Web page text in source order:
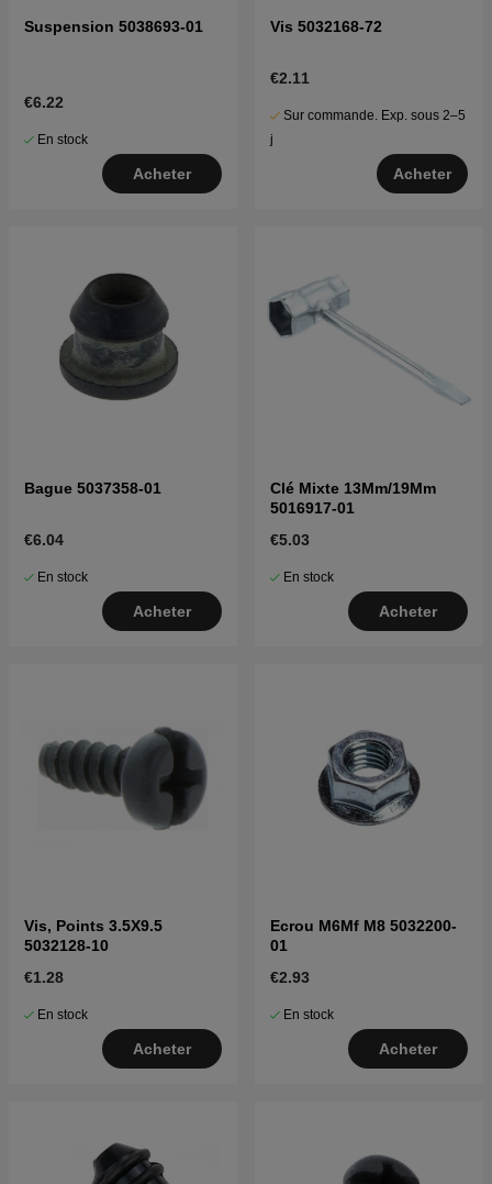
Suspension 5038693-01
€6.22
En stock
Acheter
Vis 5032168-72
€2.11
Sur commande. Exp. sous 2–5
j
Acheter
Bague 5037358-01
€6.04
En stock
Acheter
Clé Mixte 13Mm/19Mm
5016917-01
€5.03
En stock
Acheter
Vis, Points 3.5X9.5
5032128-10
€1.28
En stock
Acheter
Ecrou M6Mf M8 5032200-
01
€2.93
En stock
Acheter